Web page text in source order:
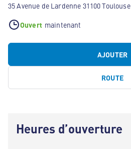
35 Avenue de Lardenne 31100 Toulouse
Ouvert maintenant
AJOUTER
ROUTE
Heures d’ouverture